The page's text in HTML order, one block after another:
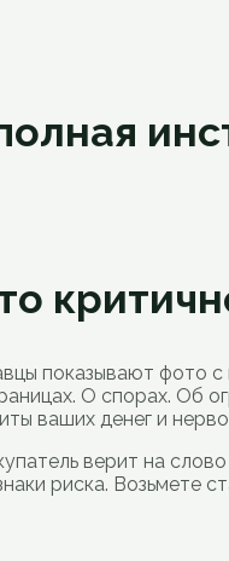
показывают фото
О спорах. Об
ваших денег и
верит на
риска. Возьмете